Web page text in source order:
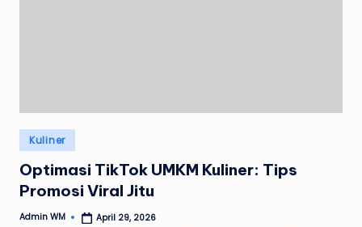
Posted
in
Kuliner
Optimasi TikTok UMKM Kuliner: Tips
Promosi Viral Jitu
Posted
Admin WM April 29, 2026